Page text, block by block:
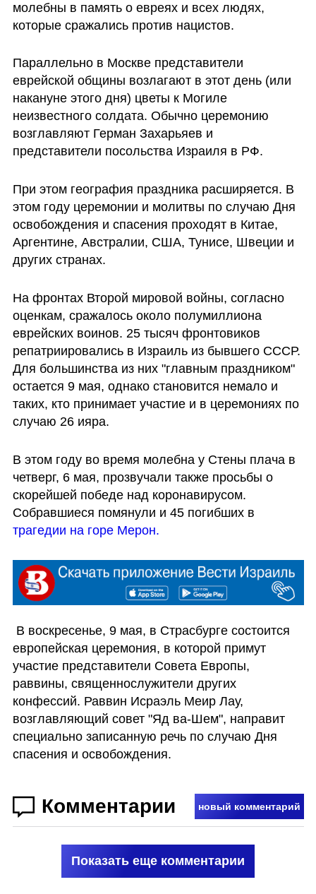
молебны в память о евреях и всех людях,
которые сражались против нацистов.
Параллельно в Москве представители
еврейской общины возлагают в этот день (или
накануне этого дня) цветы к Могиле
неизвестного солдата. Обычно церемонию
возглавляют Герман Захарьяев и
представители посольства Израиля в РФ.
При этом география праздника расширяется. В
этом году церемонии и молитвы по случаю Дня
освобождения и спасения проходят в Китае,
Аргентине, Австралии, США, Тунисе, Швеции и
других странах.
На фронтах Второй мировой войны, согласно
оценкам, сражалось около полумиллиона
еврейских воинов. 25 тысяч фронтовиков
репатриировались в Израиль из бывшего СССР.
Для большинства из них "главным праздником"
остается 9 мая, однако становится немало и
таких, кто принимает участие и в церемониях по
случаю 26 ияра.
В этом году во время молебна у Стены плача в
четверг, 6 мая, прозвучали также просьбы о
скорейшей победе над коронавирусом.
трагедии на горе Мерон.
европейская церемония, в которой примут
участие представители Совета Европы,
раввины, священнослужители других
конфессий. Раввин Исраэль Меир Лау,
возглавляющий совет "Яд ва-Шем", направит
специально записанную речь по случаю Дня
спасения и освобождения.
Комментарии новый комментарий
Показать еще комментарии